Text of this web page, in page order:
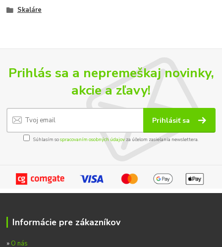
Skaláre
Prihlás sa a nepremeškaj novinky,
akcie a zľavy!
Prihlásiť sa
Súhlasím sospracovaním osobných údajov za účelom zasielania newslettera.
Informácie pre zákazníkov
» O nás